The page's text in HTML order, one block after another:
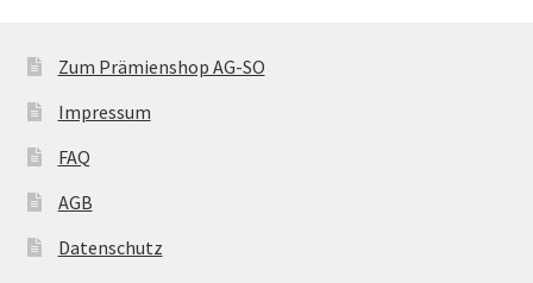
Zum Prämienshop AG-SO
Impressum
FAQ
AGB
Datenschutz